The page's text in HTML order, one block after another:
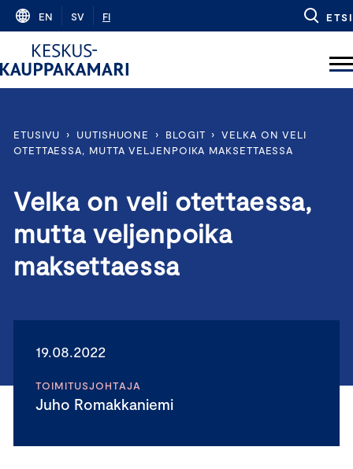
Skip
content
EN SV FI ETSI
ETUSIVU › UUTISHUONE › BLOGIT › VELKA ON VELI
OTETTAESSA, MUTTA VELJENPOIKA MAKSETTAESSA
Velka on veli otettaessa,
mutta veljenpoika
maksettaessa
19.08.2022
TOIMITUSJOHTAJA
Juho Romakkaniemi